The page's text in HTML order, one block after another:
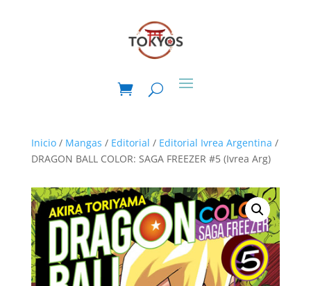
Inicio/ Mangas / Editorial / Editorial Ivrea Argentina /
DRAGON BALL COLOR: SAGA FREEZER #5 (Ivrea Arg)